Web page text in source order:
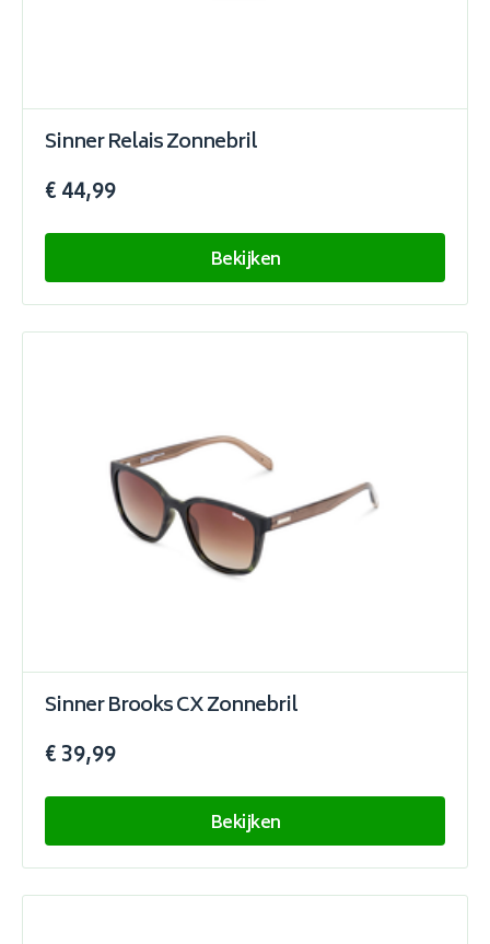
Sinner Relais Zonnebril
€ 44,99
Bekijken
Sinner Brooks CX Zonnebril
€ 39,99
Bekijken